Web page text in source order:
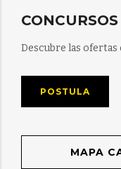
Descubre las
POSTULA
MAPA